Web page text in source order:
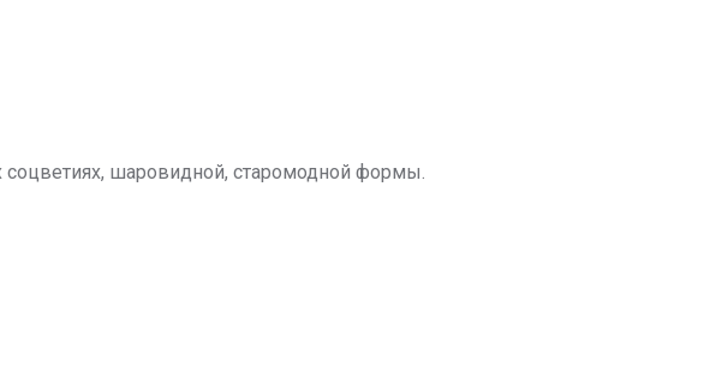
шаровидной, старомодной формы.